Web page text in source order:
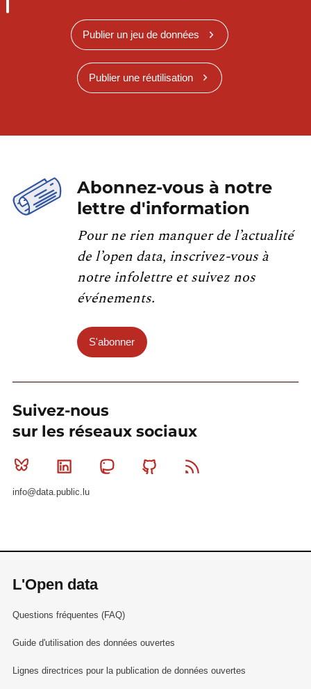
Publier un jeu de données
Publier une réutilisation
Abonnez-vous à notre
lettre d'information
Pour ne rien manquer de l’actualité
de l’open data, inscrivez-vous à
notre infolettre et suivez nos
événements.
S'abonner
Suivez-nous
sur les réseaux sociaux
Bluesky Linkedin MastodonGithub
info@data.public.lu
L'Open data
Questions fréquentes (FAQ)
Guide d'utilisation des données ouvertes
Lignes directrices pour la publication de données ouvertes